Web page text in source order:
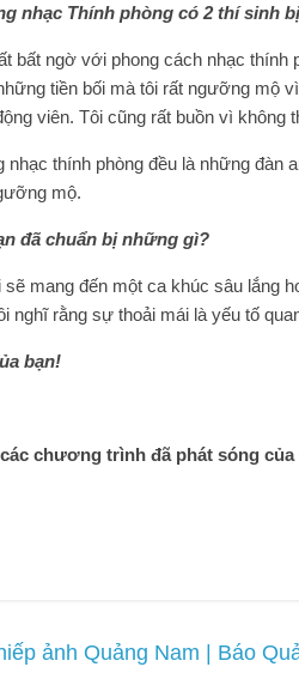
nhạc Thính phòng có 2 thí sinh
bất ngờ với phong cách nhạc thính
tiền bối mà tôi rất ngưỡng mộ
viên. Tôi cũng rất buồn vì không
thính phòng đều là những đàn
mộ.
đã chuẩn bị những gì?
sẽ mang đến một ca khúc sâu lắng
nghĩ rằng sự thoải mái là yếu tố
bạn!
chương trình đã phát sóng
ảnh Quảng Nam | Báo